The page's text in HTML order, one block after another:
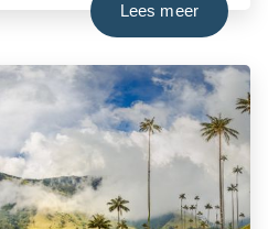
Lees meer